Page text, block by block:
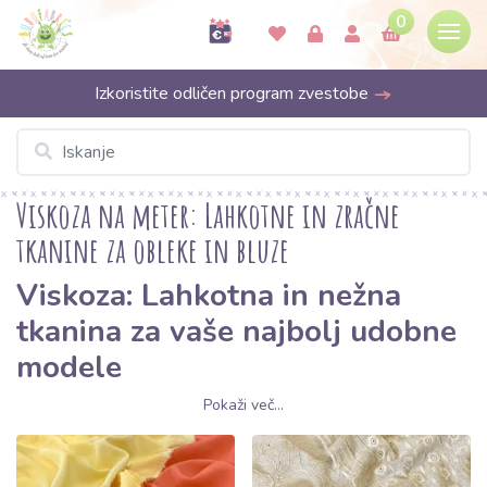
0
Izkoristite odličen program zvestobe
Viskoza na meter: Lahkotne in zračne
tkanine za obleke in bluze
Viskoza: Lahkotna in nežna
tkanina za vaše najbolj udobne
modele
ki združuje najboljše iz dveh svetov – nežnost svile in zračnost
bombaža. V kategorijiViskoza na Bubufabrics.siboste našli
Pokaži več...